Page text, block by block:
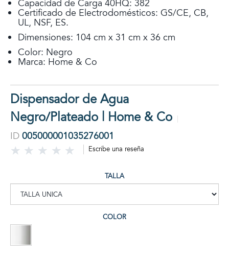
Capacidad de Carga 40HQ: 382
Certificado de Electrodomésticos: GS/CE, CB,
UL, NSF, ES.
Dimensiones: 104 cm x 31 cm x 36 cm
Color: Negro
Marca: Home & Co
Dispensador de Agua
Negro/Plateado | Home & Co
ID 005000001035276001
Escribe una reseña
TALLA
COLOR